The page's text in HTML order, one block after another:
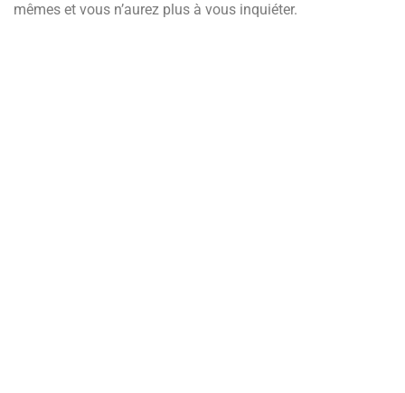
mêmes et vous n’aurez plus à vous inquiéter.